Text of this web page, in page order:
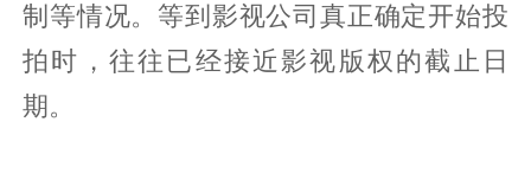
制等情况。等到影视公司真正确定开始投
拍时，往往已经接近影视版权的截止日
期。